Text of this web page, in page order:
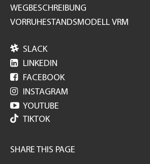
WEGBESCHREIBUNG
VORRUHESTANDSMODELL VRM
 SLACK
 LINKEDIN
 FACEBOOK
 INSTAGRAM
 YOUTUBE
TIKTOK
SHARE THIS PAGE